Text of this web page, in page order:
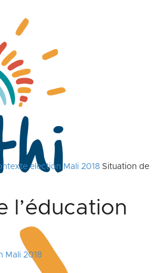
election Mali 2018 Situation de
l’éducation
Mali 2018